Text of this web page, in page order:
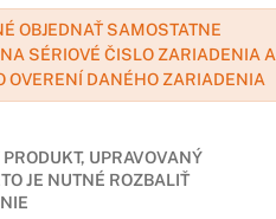
OBJEDNAŤ SAMOSTATNE
SÉRIOVÉ ČISLO ZARIADENIA A
OVERENÍ DANÉHO ZARIADENIA
UPRAVOVANÝ
JE NUTNÉ ROZBALIŤ